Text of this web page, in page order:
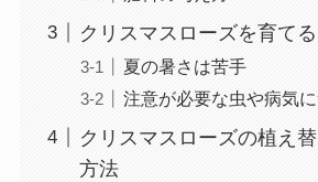
クリスマスローズを育て
夏の暑さは苦手
注意が必要な虫や病気
クリスマスローズの植え
方法